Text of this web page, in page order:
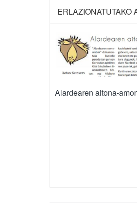
ERLAZIONATUTAKO
Alardearen aitona-